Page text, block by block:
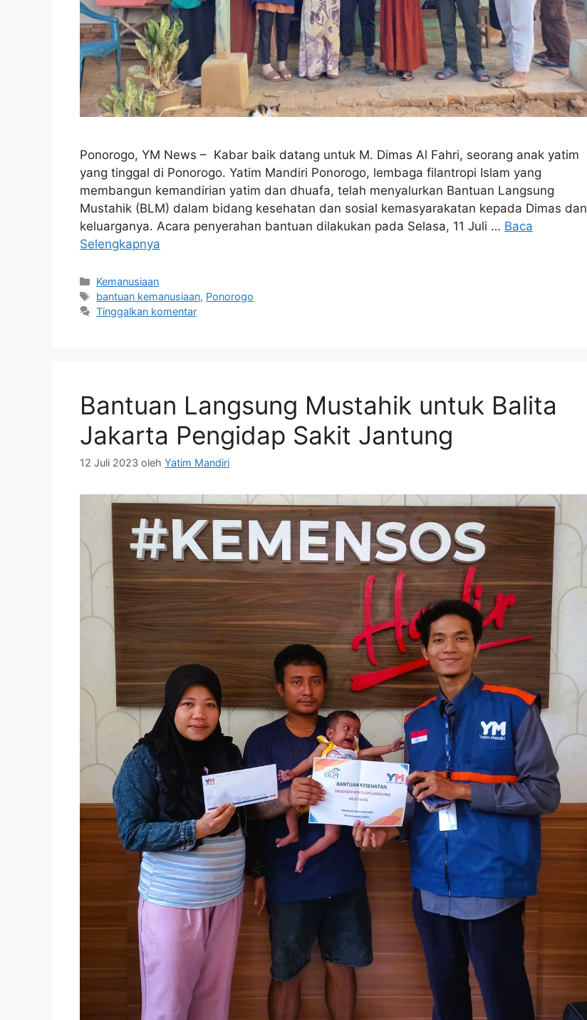
Ponorogo, YM News – Kabar baik datang untuk M. Dimas Al Fahri, seorang anak yatim
yang tinggal di Ponorogo. Yatim Mandiri Ponorogo, lembaga filantropi Islam yang
membangun kemandirian yatim dan dhuafa, telah menyalurkan Bantuan Langsung
Mustahik (BLM) dalam bidang kesehatan dan sosial kemasyarakatan kepada Dimas dan
keluarganya. Acara penyerahan bantuan dilakukan pada Selasa, 11 Juli … Baca
Selengkapnya
Kemanusiaan
bantuan kemanusiaan, Ponorogo
Tinggalkan komentar
Bantuan Langsung Mustahik untuk Balita
Jakarta Pengidap Sakit Jantung
12 Juli 2023 oleh Yatim Mandiri